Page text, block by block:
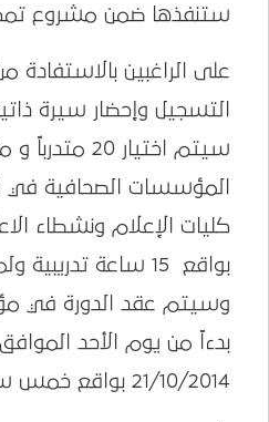
ستنفذها ضمن مشروع
على الراغبين بالاستفادة
التسجيل وإحضار سيرة
سيتم اختيار
المؤسسات الصحافية في
كليات الإعلام ونشطاء
بواقع 15 ساعة
وسيتم عقد الدورة في
21/10/2014 بواقع خمس ساعات يومياً.